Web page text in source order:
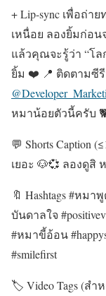
+ Lip-sync เพื่อถ่
เหนื่อย ลองยิ้มก่อน
แล้วคุณจะรู้ว่า “โล
ยิ้ม ❤️ 📍 ติดตามซี
หมาน้อยตัวนี้ครับ
💬 Shorts
เยอะ 🐶💞 ลองดูสิ
🔖 Hashtags #หม
บันดาลใจ
#หมาขี้อ้อน
#smilefirst
🏷️ Video Tags (ส